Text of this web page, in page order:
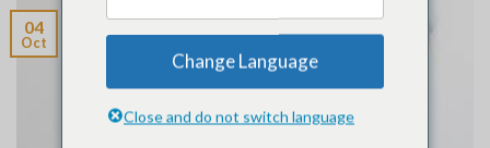
04
Oct
Change Language
Close and do not switch language